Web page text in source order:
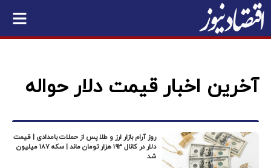
آخرین اخبار قیمت دلار حواله
روز آرام بازار ارز و طلا پس از حملات بامدادی | قیمت
دلار در کانال ۱۹۳ هزار تومان ماند | سکه ۱۸۷ میلیون
شد